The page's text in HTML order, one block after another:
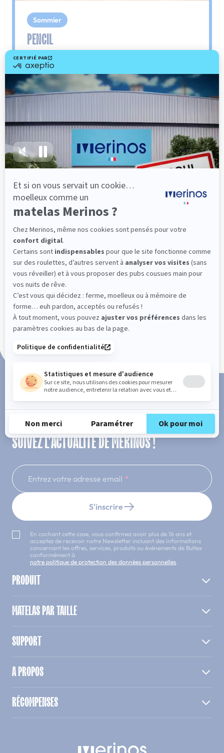
Sommier
PENCIL
Le plus : soutien morphologique
Grâce à ses 3 zones de confort, le sommier
Pencil vous assure tout son soutien. Avec les
épaules, le dos et le bassin qui reposent sur ses
lattes, vous évitez les douleurs au petit matin.
Dès 501,00 €
Découvrir
Livraison gratuite
Marque Française
Service client à votre écoute
Paiement en 3x ou 4x sans frais
SUIVEZ L'ACTUALITÉ DE MERINOS !
Entrez votre adresse email
S'inscrire
En cochant cette case, vous confirmez avoir plus de 16 ans et
acceptez de recevoir notre Newsletter incluant des informations
concernant les offres, services, produits ou évènements de Bultex
conformément à
notre politique de protection des données personnelles.
PRODUIT
MATELAS PAR TAILLE
SUPPORT
A PROPOS
RÉCOMPENSES